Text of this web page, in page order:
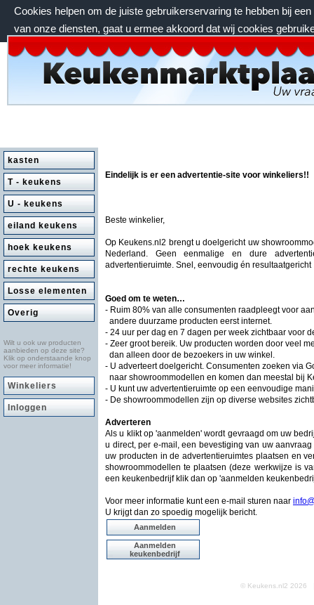
Cookies helpen om de juiste gebruikerservaring te hebben bij
van onze diensten, gaat u ermee akkoord dat wij cookies
vrijdag 7 augustus 2026, 09:25 uur
kasten
T - keukens
U - keukens
eiland keukens
hoek keukens
rechte keukens
Losse elementen
Overig
Wilt u ook uw producten
aanbieden op deze site?
Klik op onderstaande knop
voor meer informatie!
Winkeliers
Inloggen
Eindelijk is er een advertentie-site voor winkeliers!!
Beste winkelier,
Op Keukens.nl2 brengt u doelgericht uw
Nederland. Geen eenmalige en dure
advertentieruimte. Snel, eenvoudig én resultaatgericht
Goed om te weten…
- Ruim 80% van alle consumenten raadpleegt voor
andere duurzame producten eerst internet.
- 24 uur per dag en 7 dagen per week zichtbaar voor
- Zeer groot bereik. Uw producten worden door veel
dan alleen door de bezoekers in uw winkel.
- U adverteert doelgericht. Consumenten zoeken via
naar showroommodellen en komen dan meestal bij
- U kunt uw advertentieruimte op een eenvoudige
- De showroommodellen zijn op diverse websites
Adverteren
Als u klikt op 'aanmelden' wordt gevraagd om uw
u direct, per e-mail, een bevestiging van uw
uw producten in de advertentieruimtes plaatsen en
showroommodellen te plaatsen (deze werkwijze is
een keukenbedrijf klik dan op 'aanmelden
Voor meer informatie kunt een e-mail sturen naar
U krijgt dan zo spoedig mogelijk bericht.
Aanmelden
Aanmelden
keukenbedrijf
© Keukens.nl2